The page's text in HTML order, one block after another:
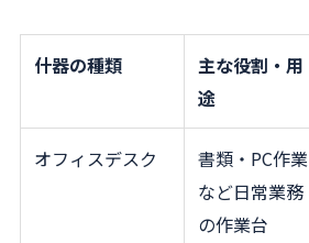
什器の種類
主な役割・用
途
オフィスデスク
書類・PC作業
など日常業務
の作業台